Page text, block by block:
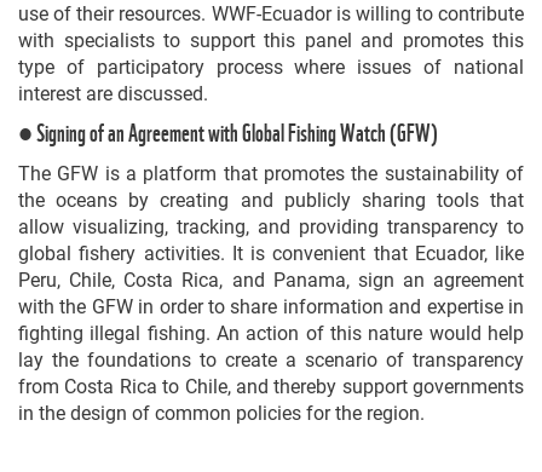
use of their resources. WWF-Ecuador is willing to contribute
with specialists to support this panel and promotes this
type of participatory process where issues of national
interest are discussed.
● Signing of an Agreement with Global Fishing Watch (GFW)
The GFW is a platform that promotes the sustainability of
the oceans by creating and publicly sharing tools that
allow visualizing, tracking, and providing transparency to
global fishery activities. It is convenient that Ecuador, like
Peru, Chile, Costa Rica, and Panama, sign an agreement
with the GFW in order to share information and expertise in
fighting illegal fishing. An action of this nature would help
lay the foundations to create a scenario of transparency
from Costa Rica to Chile, and thereby support governments
in the design of common policies for the region.